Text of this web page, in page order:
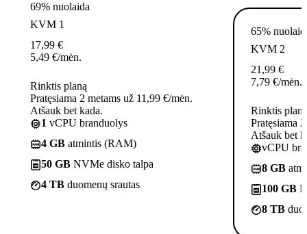
69% nuolaida
KVM 1
17,99 €
5,49 €/mėn.
Rinktis planą
Pratęsiama 2 metams už 11,99 €/mėn.
Atšauk bet kada.
1 vCPU branduolys
4 GB atmintis (RAM)
50 GB NVMe disko talpa
4 TB duomenų srautas
65%
KVM 2
21,99 €
7,79 €/mėn.
Rinktis planą
Pratęsiama
Atšauk bet
vCPU
8 GB
100 GB
8 TB